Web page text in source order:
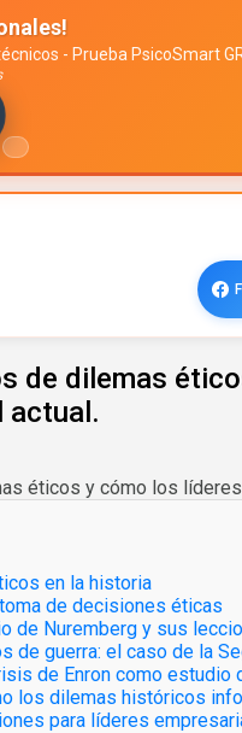
- Prueba PsicoSmart
de dilemas
actual.
en la historia
de decisiones éticas
de Nuremberg y sus
de guerra: el caso de la
de Enron como estudio
los dilemas históricos
para líderes